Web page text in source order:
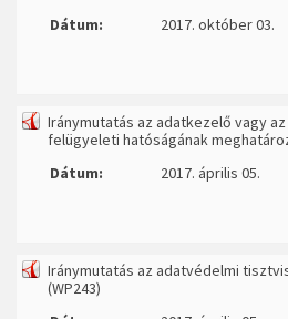
Dátum:
2017. október 03.
Iránymutatás az adatkezelő vagy
felügyeleti hatóságának
Dátum:
2017. április 05.
Iránymutatás az adatvédelmi
(WP243)